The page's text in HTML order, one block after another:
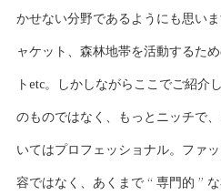
かせない分野であるようにも思い
ャケット、森林地帯を活動するた
トetc。しかしながらここでご紹介
のものではなく、もっとニッチで
いてはプロフェッショナル。ファ
容ではなく、あくまで “ 専門的 ”